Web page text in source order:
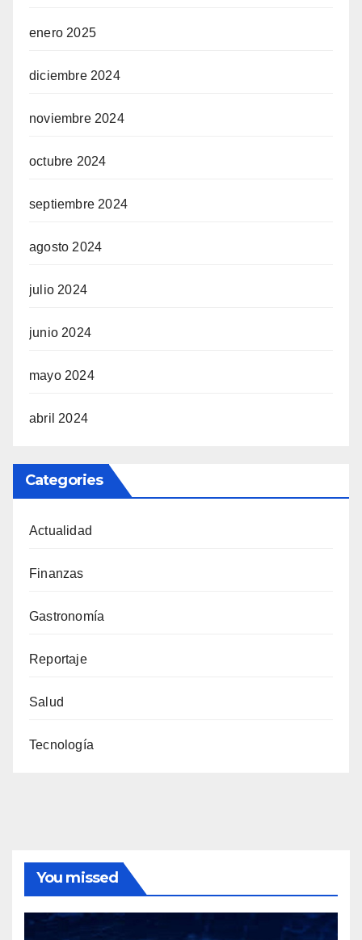
enero 2025
diciembre 2024
noviembre 2024
octubre 2024
septiembre 2024
agosto 2024
julio 2024
junio 2024
mayo 2024
abril 2024
Categories
Actualidad
Finanzas
Gastronomía
Reportaje
Salud
Tecnología
You missed